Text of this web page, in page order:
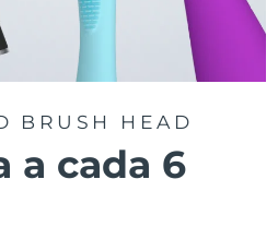
BRUSH HEAD
a cada 6